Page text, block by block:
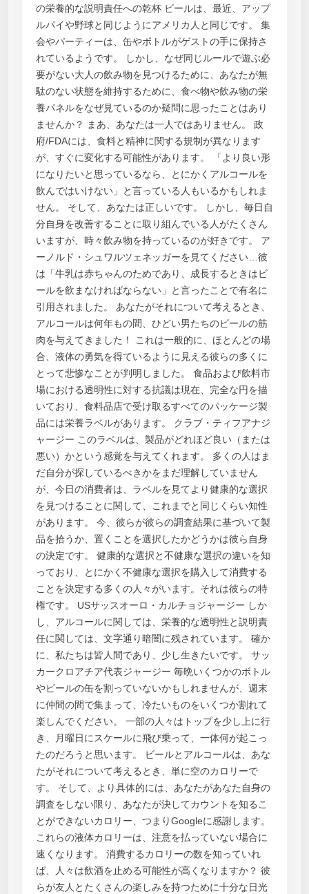
の栄養的な説明責任への乾杯 ビールは、最近、アップ
ルパイや野球と同じようにアメリカ人と同じです。 集
会やパーティーは、缶やボトルがゲストの手に保持さ
れているようです。 しかし、なぜ同じルールで遊ぶ必
要がない大人の飲み物を見つけるために、あなたが無
駄のない状態を維持するために、食べ物や飲み物の栄
養パネルをなぜ見ているのか疑問に思ったことはあり
ませんか？ まあ、あなたは一人ではありません。 政
府/FDAには、食料と精神に関する規制が異なります
が、すぐに変化する可能性があります。 「より良い形
になりたいと思っているなら、とにかくアルコールを
飲んではいけない」と言っている人もいるかもしれま
せん。 そして、あなたは正しいです。 しかし、毎日自
分自身を改善することに取り組んでいる人がたくさん
いますが、時々飲み物を持っているのが好きです。 ア
ーノルド・シュワルツェネッガーを見てください…彼
は「牛乳は赤ちゃんのためであり、成長するときはビ
ールを飲まなければならない」と言ったことで有名に
引用されました。 あなたがそれについて考えるとき、
アルコールは何年もの間、ひどい男たちのビールの筋
肉を与えてきました！ これは一般的に、ほとんどの場
合、液体の勇気を得ているように見える彼らの多くに
とって悲惨なことが判明しました。 食品および飲料市
場における透明性に対する抗議は現在、完全な円を描
いており、食料品店で受け取るすべてのパッケージ製
品には栄養ラベルがあります。 クラブ・ティフアナジ
ャージー このラベルは、製品がどれほど良い（または
悪い）かという感覚を与えてくれます。 多くの人はま
だ自分が探しているべきかをまだ理解していません
が、今日の消費者は、ラベルを見てより健康的な選択
を見つけることに関して、これまでと同じくらい知性
があります。 今、彼らが彼らの調査結果に基づいて製
品を拾うか、置くことを選択したかどうかは彼ら自身
の決定です。 健康的な選択と不健康な選択の違いを知
っており、とにかく不健康な選択を購入して消費する
ことを決定する多くの人々がいます。それは彼らの特
権です。 USサッスオーロ・カルチョジャージー しか
し、アルコールに関しては、栄養的な透明性と説明責
任に関しては、文字通り暗闇に残されています。 確か
に、私たちは皆人間であり、少し生きたいです。 サッ
カークロアチア代表ジャージー 毎晩いくつかのボトル
やビールの缶を割っていないかもしれませんが、週末
に仲間の間で集まって、冷たいものをいくつか割れて
楽しんでください。 一部の人々はトップを少し上に行
き、月曜日にスケールに飛び乗って、一体何が起こっ
たのだろうと思います。 ビールとアルコールは、あな
たがそれについて考えるとき、単に空のカロリーで
す。 そして、より具体的には、あなたがあなた自身の
調査をしない限り、あなたが決してカウントを知るこ
とができないカロリー、つまりGoogleに感謝します。
これらの液体カロリーは、注意を払っていない場合に
速くなります。 消費するカロリーの数を知っていれ
ば、人々は飲酒を止める可能性が高くなりますか？ 彼
らが友人とたくさんの楽しみを持つために十分な日光